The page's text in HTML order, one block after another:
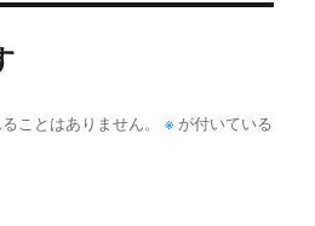
リ
ことはありません。 ※ が付いている